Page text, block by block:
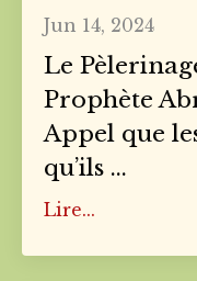
Jun 14, 2024
Le
Prophète
Appel que
qu’ils ...
Lire...